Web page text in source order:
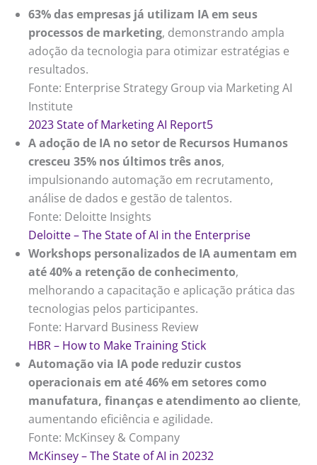
63% das empresas já utilizam IA em seus
processos de marketing, demonstrando ampla
adoção da tecnologia para otimizar estratégias e
resultados.
Fonte: Enterprise Strategy Group via Marketing AI
Institute
2023 State of Marketing AI Report5
A adoção de IA no setor de Recursos Humanos
cresceu 35% nos últimos três anos,
impulsionando automação em recrutamento,
análise de dados e gestão de talentos.
Fonte: Deloitte Insights
Deloitte – The State of AI in the Enterprise
Workshops personalizados de IA aumentam em
até 40% a retenção de conhecimento,
melhorando a capacitação e aplicação prática das
tecnologias pelos participantes.
Fonte: Harvard Business Review
HBR – How to Make Training Stick
Automação via IA pode reduzir custos
operacionais em até 46% em setores como
manufatura, finanças e atendimento ao cliente,
aumentando eficiência e agilidade.
Fonte: McKinsey & Company
McKinsey – The State of AI in 20232